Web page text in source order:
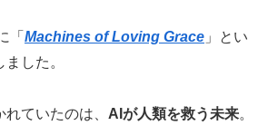
「 Machines of Loving Grace 」とい
した。
ていたのは、 AIが人類を救う未来。